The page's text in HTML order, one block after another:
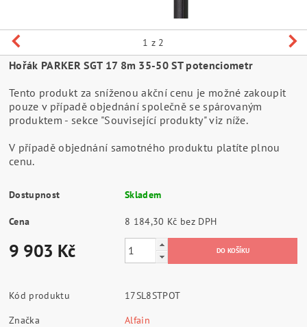
1 z 2
Hořák PARKER SGT 17 8m 35-50 ST potenciometr
Tento produkt za sníženou akční cenu je možné zakoupit
pouze v případě objednání společně se spárovaným
produktem - sekce "Související produkty" viz níže.
V případě objednání samotného produktu platíte plnou
cenu.
Dostupnost Skladem
Cena 8 184,30 Kč bez DPH
9 903 Kč
Kód produktu
17SL8STPOT
Značka
Alfain